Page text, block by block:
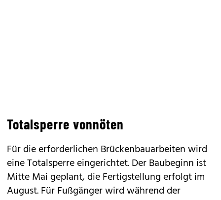
Totalsperre vonnöten
Für die erforderlichen Brückenbauarbeiten wird
eine Totalsperre eingerichtet. Der Baubeginn ist
Mitte Mai geplant, die Fertigstellung erfolgt im
August. Für Fußgänger wird während der